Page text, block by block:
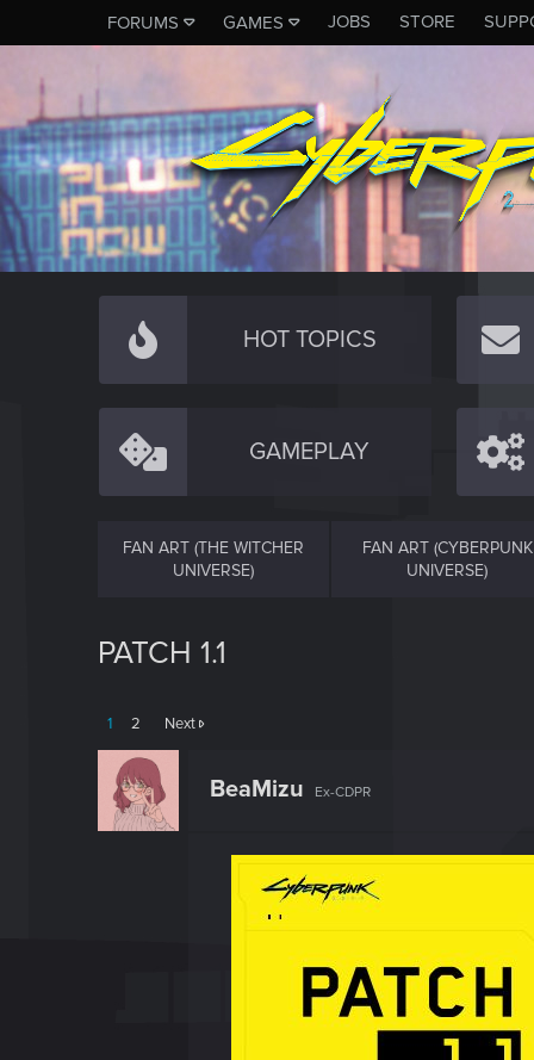
FORUMS GAMES JOBS STORE
HOT TOPICS
GAMEPLAY
FAN ART (THE WITCHER
UNIVERSE)
FAN ART (CYBERPUNK
UNIVERSE)
PATCH 1.1
1 2 Next
BeaMizu Ex-CDPR